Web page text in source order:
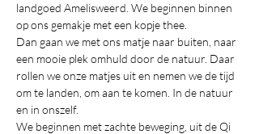
landgoed Amelisweerd. We beginnen binnen
op ons gemakje met een kopje thee.
Dan gaan we met ons matje naar buiten, naar
een mooie plek omhuld door de natuur. Daar
rollen we onze matjes uit en nemen we de tijd
om te landen, om aan te komen. In de natuur
en in onszelf.
We beginnen met zachte beweging, uit de Qi